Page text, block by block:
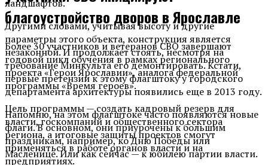
ландшафтов.
Другими словами, учитывая высоту и другие
параметры этого объекта, конструкция является
незаконной. И продолжает стоять, несмотря на
требование Минкульта его демонтировать. Кстати,
первые претензии к этому флагштоку у городского
департамента архитектуры появились еще в 2013 году.
Напомню, на этом флагштоке часто появляются новые
флаги. В основном, они приурочены к большим
праздникам, например, ко Дню Победы или
Масленице. Или как сейчас — к юбилею партии власти.
благоустройство дворов в Ярославле
Более 30 участников и ветеранов СВО завершают
годовой цикл обучения в рамках регионального
проекта «Герои Ярославии», аналога федеральной
программы «Время героев».
Цель программы — создать кадровый резерв для
власти, госкомпаний и общественного сектора
региона, а итоговые защиты проектов смогут
применяться в работе органов власти и на
предприятиях.